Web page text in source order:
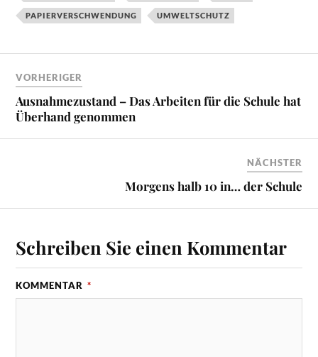
PAPIERVERSCHWENDUNG UMWELTSCHUTZ
VORHERIGER
Ausnahmezustand – Das Arbeiten für die Schule hat
Überhand genommen
NÄCHSTER
Morgens halb 10 in… der Schule
Schreiben Sie einen Kommentar
KOMMENTAR *